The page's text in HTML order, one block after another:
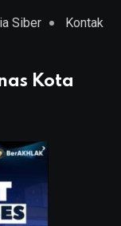
Siber Kontak
Kota